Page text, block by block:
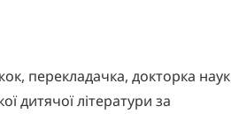
перекладачка, докторка наук
дитячої літератури за